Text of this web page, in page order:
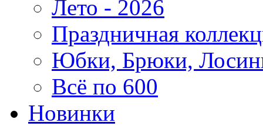
Лето - 2026
Праздничная
Юбки, Брюки,
Всё по 600
Новинки